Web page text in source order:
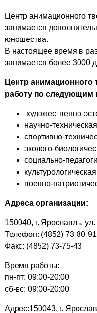
Центр анимационного
занимается
юношества.
В настоящее время в
занимается более 3000
Центр анимационного
работу по следующим
художественно-
научно-
спортивно-
эколого-
социально-
культурологическая;
военно-
Адреса организации:
150040, г. Ярославль,
​Телефон: (4852) 73-80-91
Факс: (4852) 73-75-43
Время работы:
пн-пт: 09:00-20:00
сб-вс: 09:00-20:00
Адрес:150043, г.